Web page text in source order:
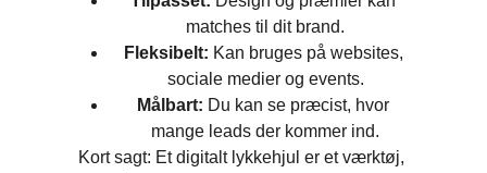
matches til dit brand.
Fleksibelt: Kan bruges på websites,
sociale medier og events.
Målbart: Du kan se præcist, hvor
mange leads der kommer ind.
Kort sagt: Et digitalt lykkehjul er et værktøj,